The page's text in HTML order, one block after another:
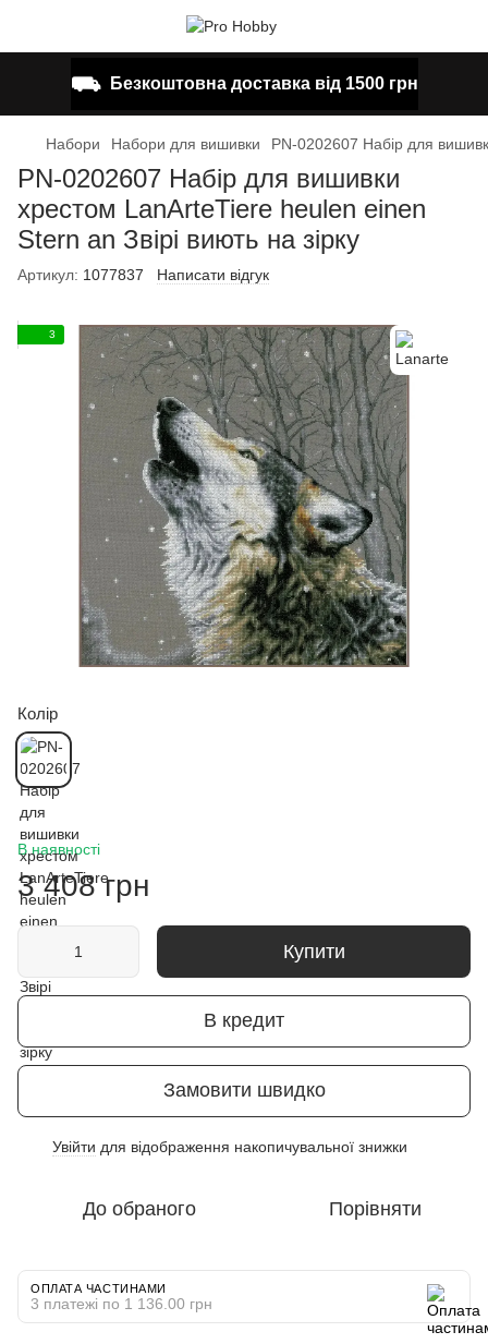
⛟ Безкоштовна доставка від 1500 грн
Набори Набори для вишивки PN-0202607 Набір для
PN-0202607 Набір для вишивки
хрестом LanArteTiere heulen einen
Stern an Звірі виють на зірку
Артикул: 1077837 Написати відгук
3
Колір
В наявності
3 408 грн
Купити
В кредит
Замовити швидко
Увійти для відображення накопичувальної знижки
До обраного Порівняти
ОПЛАТА ЧАСТИНАМИ
3 платежі по 1 136.00 грн